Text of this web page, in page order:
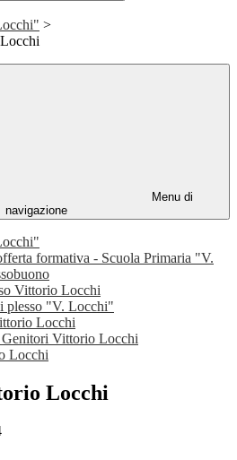
>
Menu di
navigazione
formativa - Scuola Primaria "V.
Vittorio Locchi
plesso "V. Locchi"
Locchi
Genitori Vittorio Locchi
Locchi
Locchi